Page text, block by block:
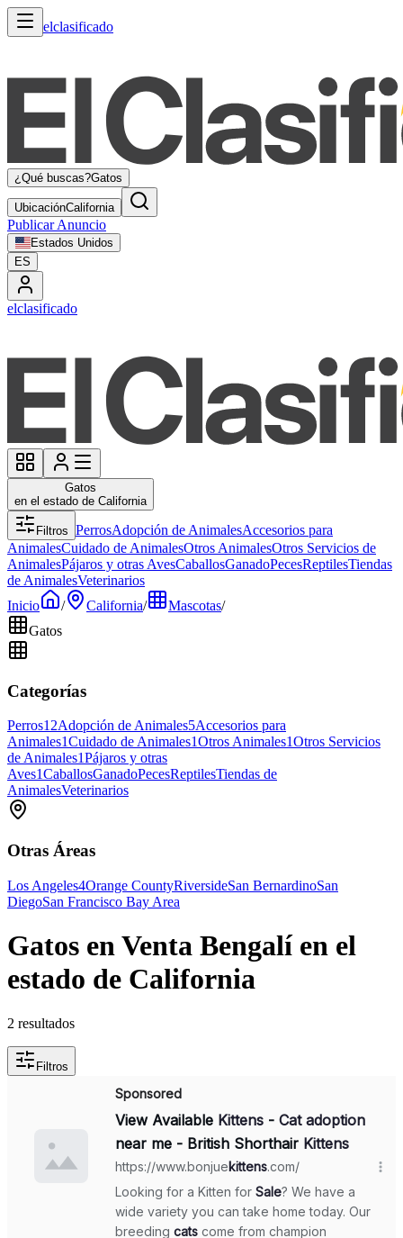
elclasificado
¿Qué buscas?Gatos
UbicaciónCalifornia
Publicar Anuncio
Estados Unidos
ES
elclasificado
Gatos
en el estado de California
Filtros PerrosAdopción de AnimalesAccesorios para
AnimalesCuidado de AnimalesOtros AnimalesOtros Servicios de
AnimalesPájaros y otras AvesCaballosGanadoPecesReptilesTiendas
de AnimalesVeterinarios
Inicio
/ California/ Mascotas/
Gatos
Categorías
Perros12Adopción de Animales5Accesorios para
Animales1Cuidado de Animales1Otros Animales1Otros Servicios
de Animales1Pájaros y otras
Aves1CaballosGanadoPecesReptilesTiendas de
AnimalesVeterinarios
Otras Áreas
Los Angeles4Orange CountyRiversideSan BernardinoSan
DiegoSan Francisco Bay Area
Gatos en Venta Bengalí en el
estado de California
2 resultados
Filtros